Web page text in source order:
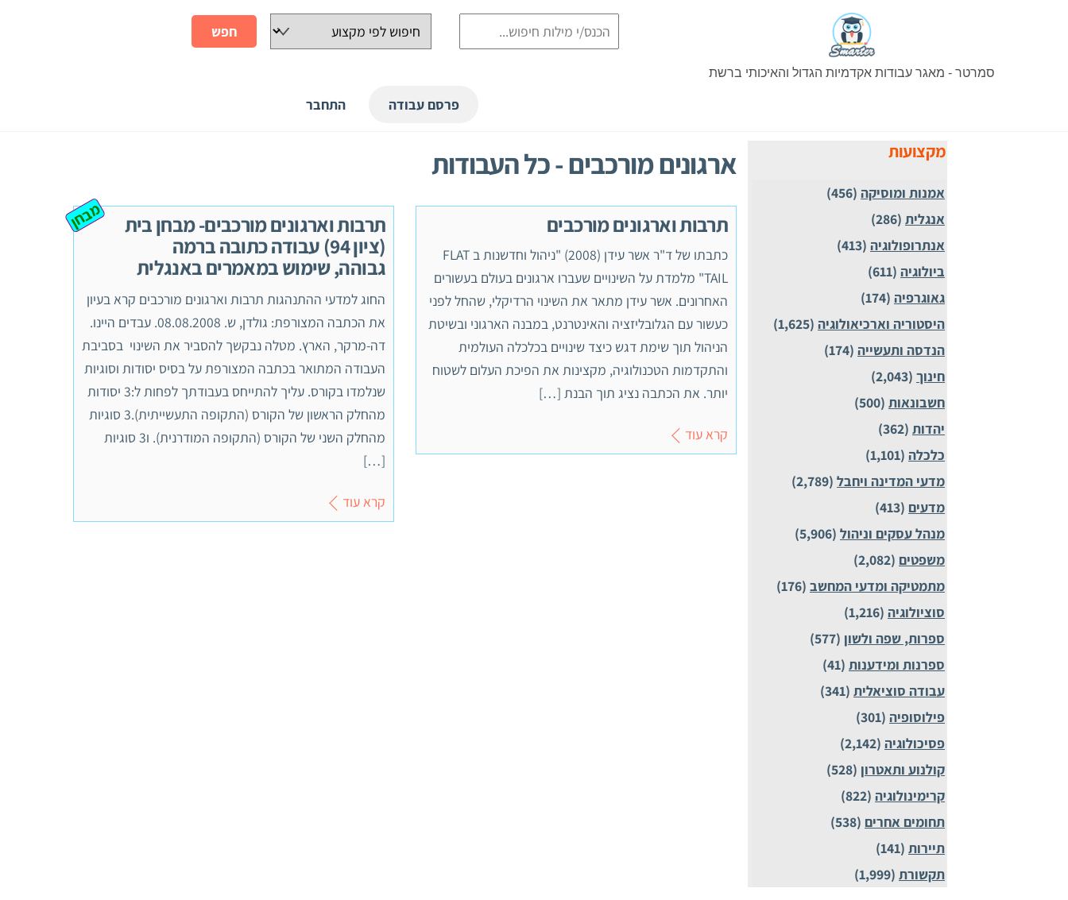
סמרטר - מאגר עבודות אקדמיות הגדול והאיכותי ברשת
פרסם עבודה התחבר
ארגונים מורכבים - כל העבודות
תרבות וארגונים מורכבים
כתבתו של ד"ר אשר עידן (2008) "ניהול וחדשנות ב FLAT
TAIL" מלמדת על השינויים שעברו ארגונים בעולם בעשורים
האחרונים. אשר עידן מתאר את השינוי הרדיקלי, שהחל לפני
כעשור עם הגלובליזציה והאינטרנט, במבנה הארגוני ובשיטת
הניהול תוך שימת דגש כיצד שינויים בכלכלה העולמית
והתקדמות הטכנולוגיה, מקצינות את הפיכת העלום לשטוח
יותר. את הכתבה נציג תוך הבנת […]
קרא עוד
תרבות וארגונים מורכבים- מבחן בית
(ציון 94) עבודה כתובה ברמה
גבוהה, שימוש במאמרים באנגלית
מבחן
החוג למדעי ההתנהגות תרבות וארגונים מורכבים קרא בעיון
את הכתבה המצורפת: גולדן, ש. 08.08.2008. עבדים היינו.
דה-מרקר, הארץ. מטלה נבקשך להסביר את השינוי בסביבת
העבודה המתואר בכתבה המצורפת על בסיס יסודות וסוגיות
שנלמדו בקורס. עליך להתייחס בעבודתך לפחות ל:3 יסודות
מהחלק הראשון של הקורס (התקופה התעשייתית).3 סוגיות
מהחלק השני של הקורס (התקופה המודרנית). ו3 סוגיות
[…]
קרא עוד
מקצועות
אמנות ומוסיקה (456)
אנגלית (286)
אנתרופולוגיה (413)
ביולוגיה (611)
גאוגרפיה (174)
היסטוריה וארכיאולוגיה (1,625)
הנדסה ותעשייה (174)
חינוך (2,043)
חשבונאות (500)
יהדות (362)
כלכלה (1,101)
מדעי המדינה ויחבל (2,789)
מדעים (413)
מנהל עסקים וניהול (5,906)
משפטים (2,082)
מתמטיקה ומדעי המחשב (176)
סוציולוגיה (1,216)
ספרות, שפה ולשון (577)
ספרנות ומידענות (41)
עבודה סוציאלית (341)
פילוסופיה (301)
פסיכולוגיה (2,142)
קולנוע ותאטרון (528)
קרימינולוגיה (822)
תחומים אחרים (538)
תיירות (141)
תקשורת (1,999)